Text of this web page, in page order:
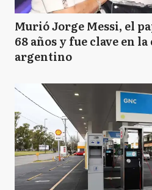
Murió Jorge Messi, el
68 años y fue clave en
argentino